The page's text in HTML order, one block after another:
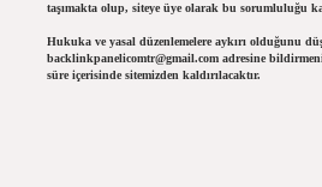
taşımakta olup, siteye üye olarak bu sorumluluğu
Hukuka ve yasal düzenlemelere aykırı olduğunu
backlinkpanelicomtr@gmail.comadresine
süre içerisinde sitemizden kaldırılacaktır.